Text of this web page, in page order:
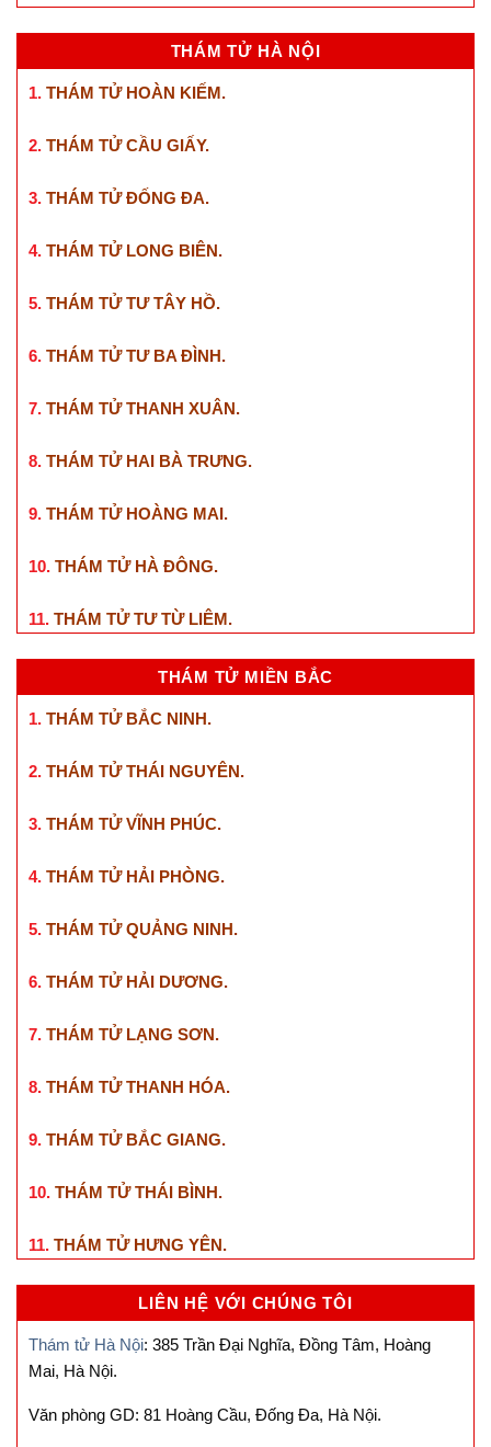
THÁM TỬ HÀ NỘI
1. THÁM TỬ HOÀN KIẾM.
2. THÁM TỬ CẦU GIẤY.
3. THÁM TỬ ĐỐNG ĐA.
4. THÁM TỬ LONG BIÊN.
5. THÁM TỬ TƯ TÂY HỒ.
6. THÁM TỬ TƯ BA ĐÌNH.
7. THÁM TỬ THANH XUÂN.
8. THÁM TỬ HAI BÀ TRƯNG.
9. THÁM TỬ HOÀNG MAI.
10. THÁM TỬ HÀ ĐÔNG.
11. THÁM TỬ TƯ TỪ LIÊM.
THÁM TỬ MIỀN BẮC
1. THÁM TỬ BẮC NINH.
2. THÁM TỬ THÁI NGUYÊN.
3. THÁM TỬ VĨNH PHÚC.
4. THÁM TỬ HẢI PHÒNG.
5. THÁM TỬ QUẢNG NINH.
6. THÁM TỬ HẢI DƯƠNG.
7. THÁM TỬ LẠNG SƠN.
8. THÁM TỬ THANH HÓA.
9. THÁM TỬ BẮC GIANG.
10. THÁM TỬ THÁI BÌNH.
11. THÁM TỬ HƯNG YÊN.
LIÊN HỆ VỚI CHÚNG TÔI
Thám tử Hà Nội: 385 Trần Đại Nghĩa, Đồng Tâm, Hoàng
Mai, Hà Nội.
Văn phòng GD: 81 Hoàng Cầu, Đống Đa, Hà Nội.